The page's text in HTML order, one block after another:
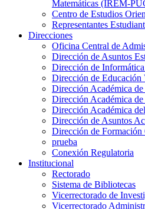
Matemáticas (IREM-
Centro de Estudios
Representantes
Direcciones
Oficina Central de
Dirección de Asuntos
Dirección de
Dirección de Educación
Dirección Académica
Dirección Académica
Dirección Académica
Dirección de Asuntos
Dirección de Formación
prueba
Conexión Regulatoria
Institucional
Rectorado
Sistema de Bibliotecas
Vicerrectorado de
Vicerrectorado